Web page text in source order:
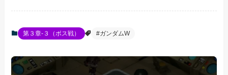
第３章-３（ボス戦） #ガンダムW